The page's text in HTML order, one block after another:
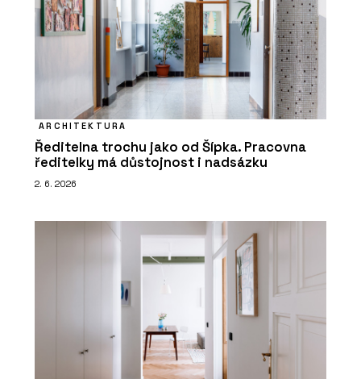
ARCHITEKTURA
Ředitelna trochu jako od Šípka. Pracovna
ředitelky má důstojnost i nadsázku
2. 6. 2026